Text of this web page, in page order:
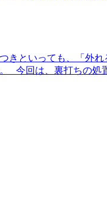
といっても、「外
。 今回は、裏打ち